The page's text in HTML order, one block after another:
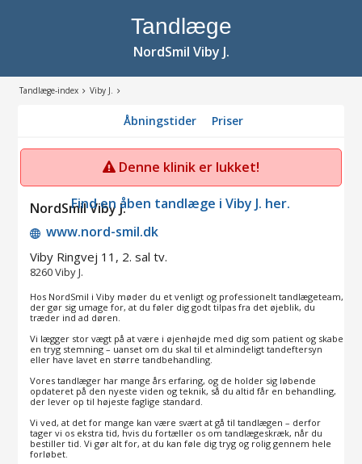
Tandlæge
NordSmil Viby J.
Tandlæge-index Viby J.
Åbningstider Priser
Denne klinik er lukket!
Find en åben tandlæge i Viby J. her.
NordSmil Viby J.
www.nord-smil.dk
Viby Ringvej 11, 2. sal tv.
8260Viby J.
Hos NordSmil i Viby møder du et venligt og professionelt tandlægeteam,
der gør sig umage for, at du føler dig godt tilpas fra det øjeblik, du
træder ind ad døren.
Vi lægger stor vægt på at være i øjenhøjde med dig som patient og skabe
en tryg stemning – uanset om du skal til et almindeligt tandeftersyn
eller have lavet en større tandbehandling.
Vores tandlæger har mange års erfaring, og de holder sig løbende
opdateret på den nyeste viden og teknik, så du altid får en behandling,
der lever op til højeste faglige standard.
Vi ved, at det for mange kan være svært at gå til tandlægen – derfor
tager vi os ekstra tid, hvis du fortæller os om tandlægeskræk, når du
bestiller tid. Vi gør alt for, at du kan føle dig tryg og rolig gennem hele
forløbet.